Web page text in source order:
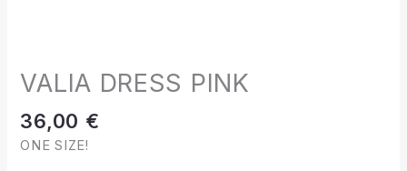
VALIA DRESS PINK
36,00 €
ONE SIZE!